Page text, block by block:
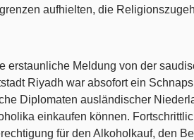
aufhielten, die
erstaunliche Meldung von der
Riyadh war absofort ein
Diplomaten ausländischer
einkaufen können.
für den Alkoholkauf, den